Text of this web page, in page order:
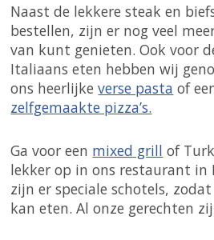
Naast de lekkere steak en
bestellen, zijn er nog veel
van kunt genieten. Ook voor
Italiaans eten hebben wij
ons heerlijkeverse pasta of
zelfgemaakte pizza’s.
Ga voor een mixed grill of
lekker op in ons restaurant in
zijn er speciale schotels,
kan eten. Al onze gerechten